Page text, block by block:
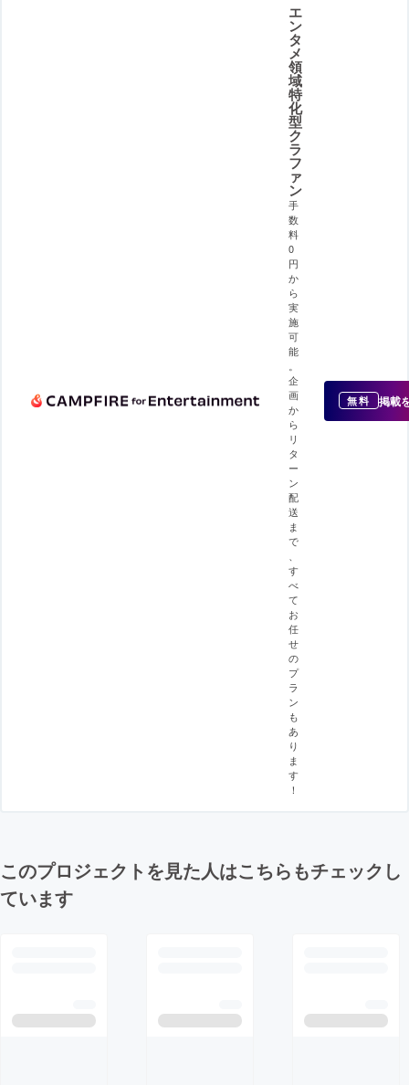
エ
ン
タ
メ
領
域
特
化
型
ク
ラ
フ
ァ
ン
手
数
料
0
円
か
ら
実
施
可
能
企
画
か
ら
リ
タ
ー
ン
配
送
ま
で
す
べ
て
お
任
せ
の
プ
ラ
ン
も
あ
り
ま
す
！
無料 掲載
このプロジェクトを見た人はこちらもチェックし
ています